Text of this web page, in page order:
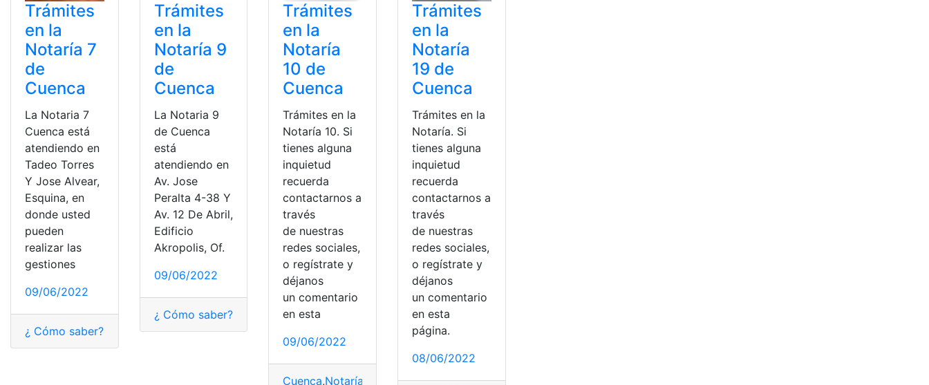
Trámites
en la
Notaría 7
de
Cuenca
La Notaria 7
Cuenca está
atendiendo en
Tadeo Torres
Y Jose Alvear,
Esquina, en
donde usted
pueden
realizar las
gestiones
09/06/2022
¿ Cómo saber? ¿Qué es?,Consultas,Notarías
Trámites
en la
Notaría 9
de
Cuenca
La Notaria 9
de Cuenca
está
atendiendo en
Av. Jose
Peralta 4-38 Y
Av. 12 De Abril,
Edificio
Akropolis, Of.
09/06/2022
¿ Cómo saber?, ¿cómo lo hago?, notaría,Notarías
Trámites
en la
Notaría
10 de
Cuenca
Trámites en la
Notaría 10. Si
tienes alguna
inquietud
recuerda
contactarnos a
través
de nuestras
redes sociales,
o regístrate y
déjanos
un comentario
en esta
09/06/2022
Cuenca,Notarías Requisitos,servicio,Tarifas
Trámites
en la
Notaría
19 de
Cuenca
Trámites en la
Notaría. Si
tienes alguna
inquietud
recuerda
contactarnos a
través
de nuestras
redes sociales,
o regístrate y
déjanos
un comentario
en esta
página.
08/06/2022